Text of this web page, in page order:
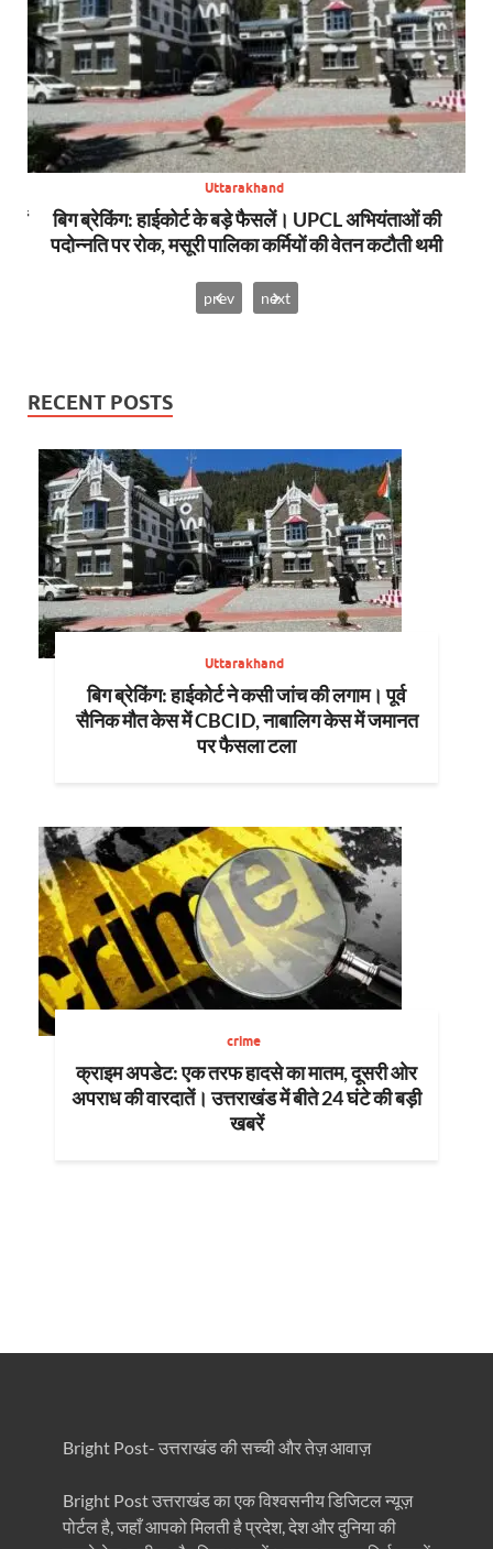
Uttarakhand
बिग ब्रेकिंग: हाईकोर्ट के बड़े फैसलें। UPCL अभियंताओं की
पदोन्नति पर रोक, मसूरी पालिका कर्मियों की वेतन कटौती थमी
prev next
RECENT POSTS
Uttarakhand
बिग ब्रेकिंग: हाईकोर्ट ने कसी जांच की लगाम। पूर्व
सैनिक मौत केस में CBCID, नाबालिग केस में जमानत
पर फैसला टला
crime
क्राइम अपडेट: एक तरफ हादसे का मातम, दूसरी ओर
अपराध की वारदातें। उत्तराखंड में बीते 24 घंटे की बड़ी
खबरें
Bright Post- उत्तराखंड की सच्ची और तेज़ आवाज़
Bright Post उत्तराखंड का एक विश्वसनीय डिजिटल न्यूज़
पोर्टल है, जहाँ आपको मिलती है प्रदेश, देश और दुनिया की